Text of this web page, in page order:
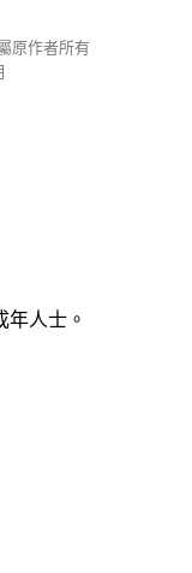
原作者所有
年人士。